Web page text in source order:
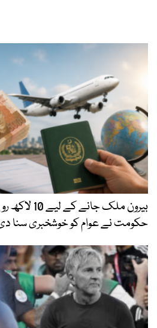
بیرون ملک
حکومت نے عوام کو خوشخبری سنا